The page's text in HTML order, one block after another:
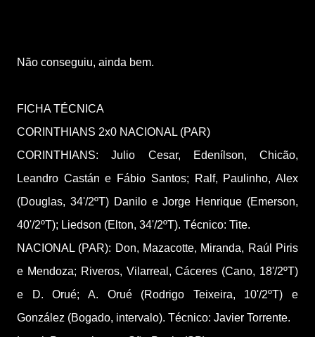
Não conseguiu, ainda bem.
FICHA TÉCNICA
CORINTHIANS 2x0 NACIONAL (PAR)
CORINTHIANS: Julio Cesar, Edenílson, Chicão,
Leandro Castán e Fábio Santos; Ralf, Paulinho, Alex
(Douglas, 34'/2ºT) Danilo e Jorge Henrique (Emerson,
40'/2ºT); Liedson (Elton, 34'/2ºT). Técnico: Tite.
NACIONAL (PAR): Don, Mazacotte, Miranda, Raúl Piris
e Mendoza; Riveros, Vilarreal, Cáceres (Cano, 18'/2ºT)
e D. Orué; A. Orué (Rodrigo Teixeira, 10'/2ºT) e
González (Bogado, intervalo). Técnico: Javier Torrente.